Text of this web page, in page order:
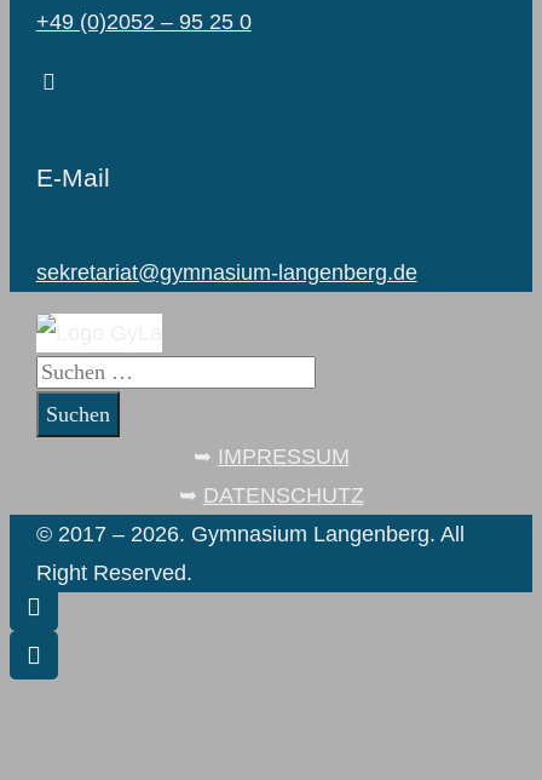
+49 (0)2052 – 95 25 0
E-Mail
sekretariat@gymnasium-langenberg.de
Suchen
nach:
➥ IMPRESSUM
➥ DATENSCHUTZ
© 2017 – 2026. Gymnasium Langenberg. All
Right Reserved.